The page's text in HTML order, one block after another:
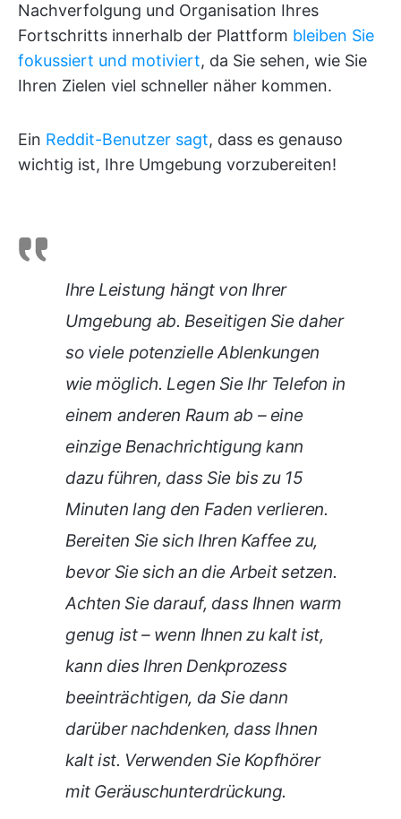
Nachverfolgung und Organisation Ihres
Fortschritts innerhalb der Plattform bleiben Sie
fokussiert und motiviert, da Sie sehen, wie Sie
Ihren Zielen viel schneller näher kommen.
Ein Reddit-Benutzer sagt, dass es genauso
wichtig ist, Ihre Umgebung vorzubereiten!
Ihre Leistung hängt von Ihrer
Umgebung ab. Beseitigen Sie daher
so viele potenzielle Ablenkungen
wie möglich. Legen Sie Ihr Telefon in
einem anderen Raum ab – eine
einzige Benachrichtigung kann
dazu führen, dass Sie bis zu 15
Minuten lang den Faden verlieren.
Bereiten Sie sich Ihren Kaffee zu,
bevor Sie sich an die Arbeit setzen.
Achten Sie darauf, dass Ihnen warm
genug ist – wenn Ihnen zu kalt ist,
kann dies Ihren Denkprozess
beeinträchtigen, da Sie dann
darüber nachdenken, dass Ihnen
kalt ist. Verwenden Sie Kopfhörer
mit Geräuschunterdrückung.